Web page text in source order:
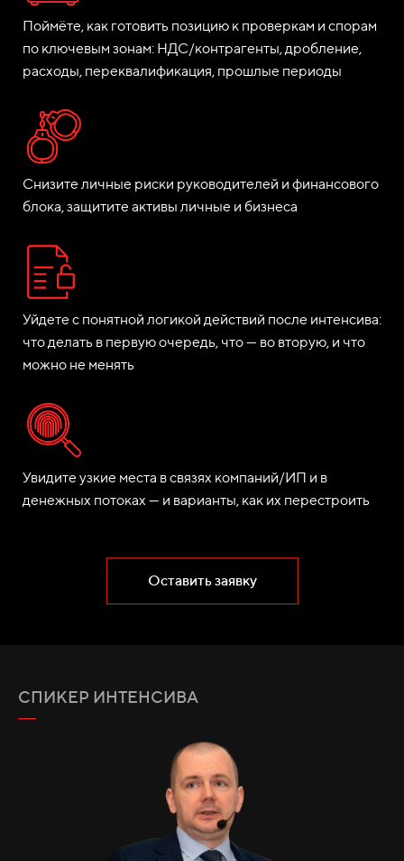
Поймёте, как готовить позицию к проверкам и спорам
по ключевым зонам: НДС/контрагенты, дробление,
расходы, переквалификация, прошлые периоды
Снизите личные риски руководителей и финансового
блока, защитите активы личные и бизнеса
Уйдете с понятной логикой действий после интенсива:
что делать в первую очередь, что — во вторую, и что
можно не менять
Увидите узкие места в связях компаний/ИП и в
денежных потоках — и варианты, как их перестроить
Оставить заявку
СПИКЕР ИНТЕНСИВА